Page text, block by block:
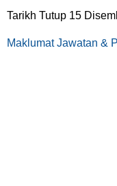
Tarikh Tutup 15
Maklumat Jawatan &